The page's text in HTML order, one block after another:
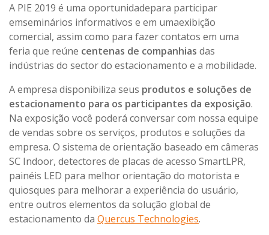
A PIE 2019 é uma oportunidadepara participar
emseminários informativos e em umaexibição
comercial, assim como para fazer contatos em uma
feria que reúne centenas de companhias das
indústrias do sector do estacionamento e a mobilidade.
A empresa disponibiliza seus produtos e soluções de
estacionamento para os participantes da exposição.
Na exposição você poderá conversar com nossa equipe
de vendas sobre os serviços, produtos e soluções da
empresa. O sistema de orientação baseado em câmeras
SC Indoor, detectores de placas de acesso SmartLPR,
painéis LED para melhor orientação do motorista e
quiosques para melhorar a experiência do usuário,
entre outros elementos da solução global de
estacionamento da Quercus Technologies.